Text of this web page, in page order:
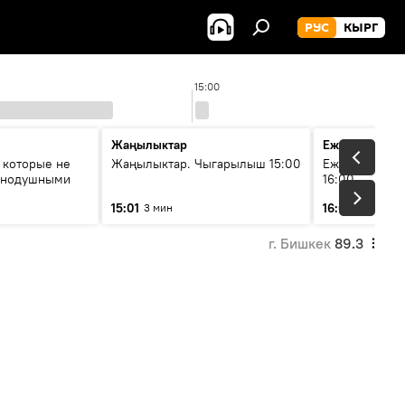
РУС КЫРГ
15:00
не
Жаңылыктар
Жаңылыктар. Чыгарылыш 15:00
15:01 3 мин
Ежедневные
Ежедневные
16:00
16:01
3 мин
г. Бишкек 89.3